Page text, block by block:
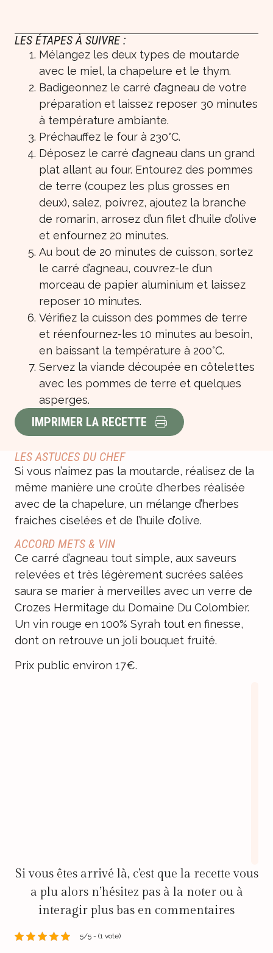
LES ÉTAPES À SUIVRE :
Mélangez les deux types de moutarde
avec le miel, la chapelure et le thym.
Badigeonnez le carré d’agneau de votre
préparation et laissez reposer 30 minutes
à température ambiante.
Préchauffez le four à 230°C.
Déposez le carré d’agneau dans un grand
plat allant au four. Entourez des pommes
de terre (coupez les plus grosses en
deux), salez, poivrez, ajoutez la branche
de romarin, arrosez d’un filet d’huile d’olive
et enfournez 20 minutes.
Au bout de 20 minutes de cuisson, sortez
le carré d’agneau, couvrez-le d’un
morceau de papier aluminium et laissez
reposer 10 minutes.
Vérifiez la cuisson des pommes de terre
et réenfournez-les 10 minutes au besoin,
en baissant la température à 200°C.
Servez la viande découpée en côtelettes
avec les pommes de terre et quelques
asperges.
IMPRIMER LA RECETTE
LES ASTUCES DU CHEF
Si vous n’aimez pas la moutarde, réalisez de la
même manière une croûte d’herbes réalisée
avec de la chapelure, un mélange d’herbes
fraiches ciselées et de l’huile d’olive.
ACCORD METS & VIN
Ce carré d’agneau tout simple, aux saveurs
relevées et très légèrement sucrées salées
saura se marier à merveilles avec un verre de
Crozes Hermitage du Domaine Du Colombier.
Un vin rouge en 100% Syrah tout en finesse,
dont on retrouve un joli bouquet fruité.
Prix public environ 17€.
Si vous êtes arrivé là, c’est que la recette vous
a plu alors n’hésitez pas à la noter ou à
interagir plus bas en commentaires
5/5 - (1 vote)